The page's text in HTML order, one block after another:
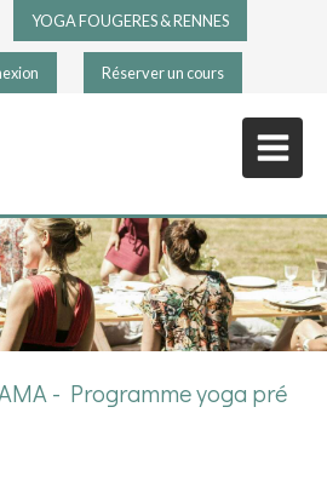
YOGA FOUGERES & RENNES
Réserver un cours
- Programme yoga pré